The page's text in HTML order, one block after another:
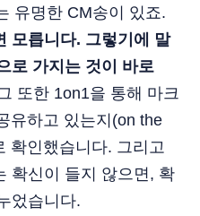
유명한 CM송이 있죠.
모릅니다. 그렇기에 말
로 가지는 것이 바로
또한 1on1을 통해 마크
유하고 있는지(on the
확인했습니다. 그리고
확신이 들지 않으면, 확
었습니다.